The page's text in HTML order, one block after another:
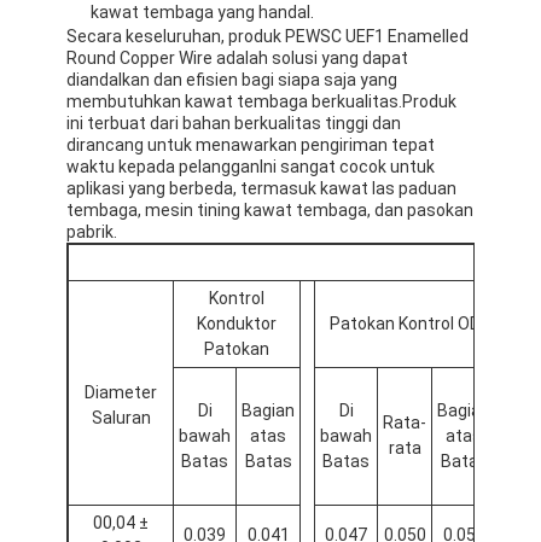
Tentang Kami
Tur Pabrik
Kontrol kualitas
Hubungi Kami
Berita
kawat tembaga bulat beresimilasi
Kawat Berliku Tembaga Berenamel
kawat tembaga yang handal.
Secara keseluruhan, produk PEWSC UEF1 Enamelled
Round Copper Wire adalah solusi yang dapat
diandalkan dan efisien bagi siapa saja yang
membutuhkan kawat tembaga berkualitas.Produk
ini terbuat dari bahan berkualitas tinggi dan
dirancang untuk menawarkan pengiriman tepat
waktu kepada pelangganIni sangat cocok untuk
aplikasi yang berbeda, termasuk kawat las paduan
tembaga, mesin tining kawat tembaga, dan pasokan
pabrik.
Diameter
Saluran
Kontrol
Konduktor
Patokan
Patokan Kontrol OD
Di
bawah
Batas
Bagian
atas
Batas
Di
bawah
Batas
Rata-
rata
Bagian
atas
Batas
00,04 ±
0.039 0.041 0.047 0.050 0.053